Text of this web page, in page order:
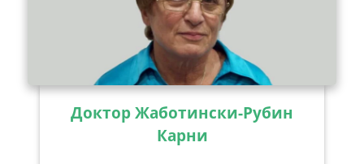
Доктор Жаботински-Рубин
Карни